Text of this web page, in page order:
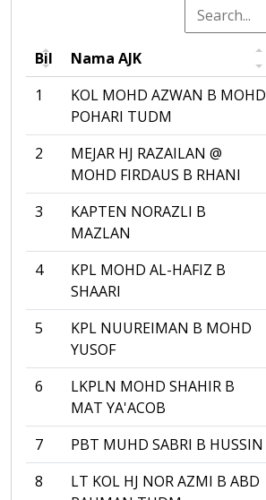
Bil Nama AJK
1
KOL MOHD AZWAN B MOHD
POHARI TUDM
2
MEJAR HJ RAZAILAN @
MOHD FIRDAUS B RHANI
3
KAPTEN NORAZLI B
MAZLAN
4
KPL MOHD AL-HAFIZ B
SHAARI
5
KPL NUUREIMAN B MOHD
YUSOF
6
LKPLN MOHD SHAHIR B
MAT YA'ACOB
7 PBT MUHD SABRI B HUSSIN
8
LT KOL HJ NOR AZMI B ABD